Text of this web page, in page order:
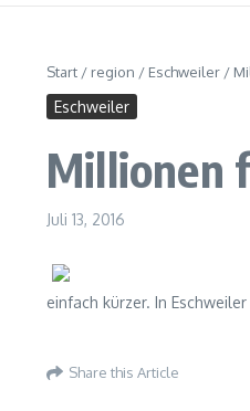
Start / region / Eschweiler /
Eschweiler
Millionen
Juli 13, 2016
einfach kürzer. In
Share this Article